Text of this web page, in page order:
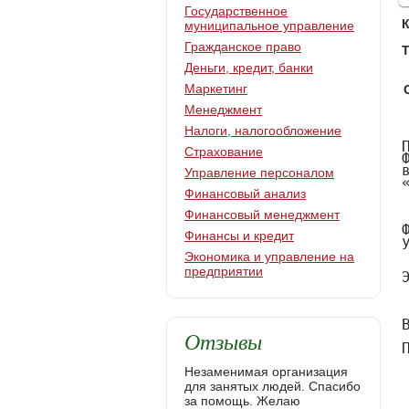
Правительство Российской Федерации
Федеральное государственное автономное образовательное учреждение
высшего
Государственное
муниципальное управление
Гражданское право
Деньги, кредит, банки
Маркетинг
Менеджмент
Налоги, налогообложение
Страхование
Управление персоналом
Финансовый анализ
Финансовый менеджмент
Финансы и кредит
Экономика и управление на
предприятии
Отзывы
Незаменимая организация
для занятых людей. Спасибо
за помощь. Желаю